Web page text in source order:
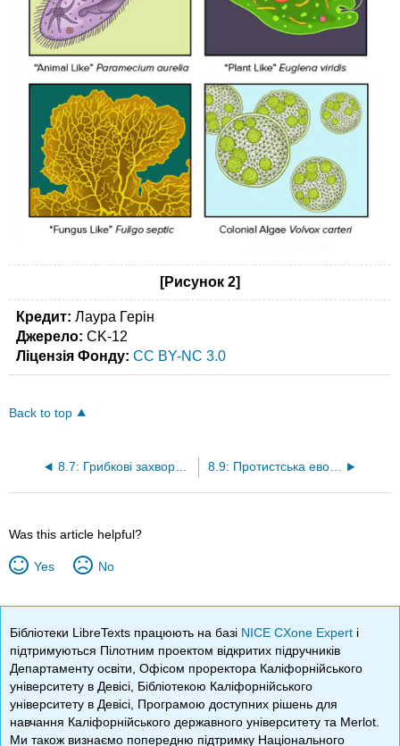
[Рисунок 2]
Кредит: Лаура Герін
Джерело: CK-12
Ліцензія Фонду: CC BY-NC 3.0
Back to top
8.7: Грибкові захворювання 8.9: Протистська еволюція
Was this article helpful?
Yes No
Бібліотеки LibreTexts працюють на базі NICE CXone Expert і
підтримуються Пілотним проектом відкритих підручників
Департаменту освіти, Офісом проректора Каліфорнійського
університету в Девісі, Бібліотекою Каліфорнійського
університету в Девісі, Програмою доступних рішень для
навчання Каліфорнійського державного університету та Merlot.
Ми також визнаємо попередню підтримку Національного